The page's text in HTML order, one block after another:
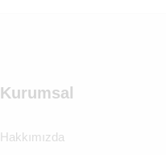
Kurumsal
Hakkımızda